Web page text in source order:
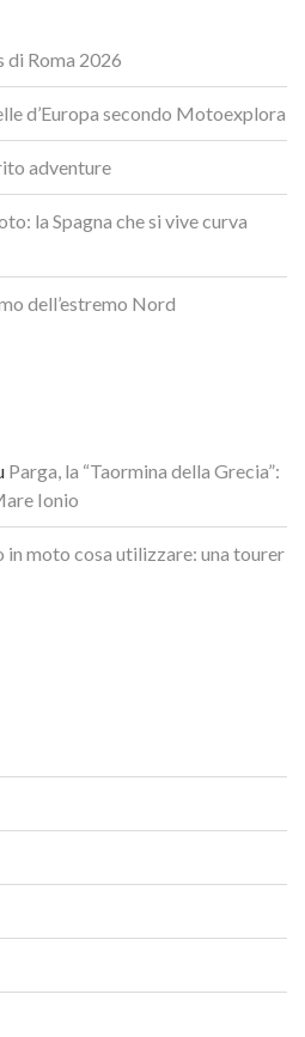
Roma 2026
d’Europa secondo Motoexplora
adventure
la Spagna che si vive curva
dell’estremo Nord
Parga, la “Taormina della Grecia”:
Ionio
in moto cosa utilizzare: una tourer